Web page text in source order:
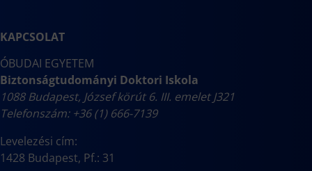
KAPCSOLAT
ÓBUDAI EGYETEM
Biztonságtudományi Doktori Iskola
1088 Budapest, József körút 6. III. emelet J321
Telefonszám: +36 (1) 666-7139
Levelezési cím:
1428 Budapest, Pf.: 31